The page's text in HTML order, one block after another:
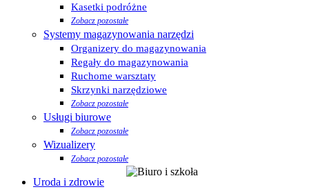
Kasetki podróżne
Zobacz pozostałe
Systemy magazynowania narzędzi
Organizery do magazynowania
Regały do magazynowania
Ruchome warsztaty
Skrzynki narzędziowe
Zobacz pozostałe
Usługi biurowe
Zobacz pozostałe
Wizualizery
Zobacz pozostałe
Uroda i zdrowie